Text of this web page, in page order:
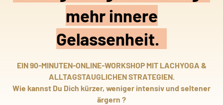
mehr innere
Gelassenheit.
EIN 90-MINUTEN-ONLINE-WORKSHOP MIT LACHYOGA &
ALLTAGSTAUGLICHEN STRATEGIEN.
Wie kannst Du Dich kürzer, weniger intensiv und seltener
ärgern ?